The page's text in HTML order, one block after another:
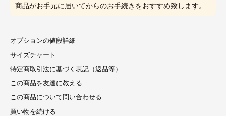
商品がお手元に届いてからのお手続きをおすすめ致します。
オプションの値段詳細
サイズチャート
特定商取引法に基づく表記（返品等）
この商品を友達に教える
この商品について問い合わせる
買い物を続ける